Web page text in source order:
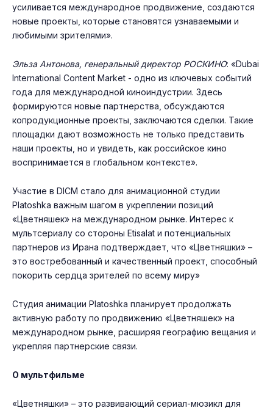
усиливается международное продвижение, создаются
новые проекты, которые становятся узнаваемыми и
любимыми зрителями».
Эльза Антонова, генеральный директор РОСКИНО: «Dubai
International Content Market - одно из ключевых событий
года для международной киноиндустрии. Здесь
формируются новые партнерства, обсуждаются
копродукционные проекты, заключаются сделки. Такие
площадки дают возможность не только представить
наши проекты, но и увидеть, как российское кино
воспринимается в глобальном контексте».
Участие в DICM стало для анимационной студии
Platoshka важным шагом в укреплении позиций
«Цветняшек» на международном рынке. Интерес к
мультсериалу со стороны Etisalat и потенциальных
партнеров из Ирана подтверждает, что «Цветняшки» –
это востребованный и качественный проект, способный
покорить сердца зрителей по всему миру»
Студия анимации Platoshka планирует продолжать
активную работу по продвижению «Цветняшек» на
международном рынке, расширяя географию вещания и
укрепляя партнерские связи.
О мультфильме
«Цветняшки» – это развивающий сериал-мюзикл для